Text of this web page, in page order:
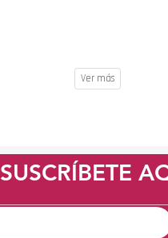
SUSCRÍBETE